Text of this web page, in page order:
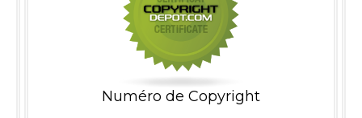
Numéro de Copyright